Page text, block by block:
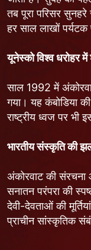
तब पूरा परिसर
हर साल लाखों
यूनेस्को विश्व धरोहर में
साल 1992 में
गया। यह कंबोडिया
राष्ट्रीय ध्वज पर
भारतीय संस्कृति की
अंकोरवाट की संरचना
सनातन परंपरा की
देवी-देवताओं की
प्राचीन सांस्कृतिक